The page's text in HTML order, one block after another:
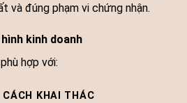
và đúng phạm vi chứng nhận.
kinh doanh
hợp với:
CÁCH KHAI THÁC